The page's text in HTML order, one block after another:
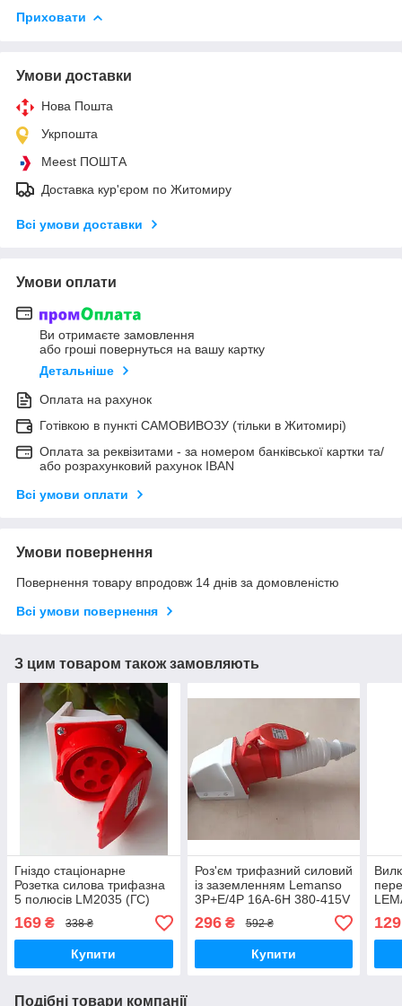
Приховати
Умови доставки
Нова Пошта
Укрпошта
Meest ПОШТА
Доставка кур'єром по Житомиру
Всі умови доставки
Умови оплати
Ви отримаєте замовлення
або гроші повернуться на вашу картку
Детальніше
Оплата на рахунок
Готівкою в пункті САМОВИВОЗУ (тільки в Житомирі)
Оплата за реквізитами - за номером банківської картки та/
або розрахунковий рахунок IBAN
Всі умови оплати
Умови повернення
Повернення товару впродовж 14 днів за домовленістю
Всі умови повернення
З цим товаром також замовляють
Гніздо стаціонарне
Розетка силова трифазна
5 полюсів LM2035 (ГС)
Lemanso 16 А 5п (3п+е+н)
380-415V IP44
169 ₴ 338 ₴
Купити
Роз'єм трифазний силовий
із заземленням Lemanso
3Р+Е/4Р 16А-6Н 380-415V
296₴ 592 ₴
Купити
129
Подібні товари компанії